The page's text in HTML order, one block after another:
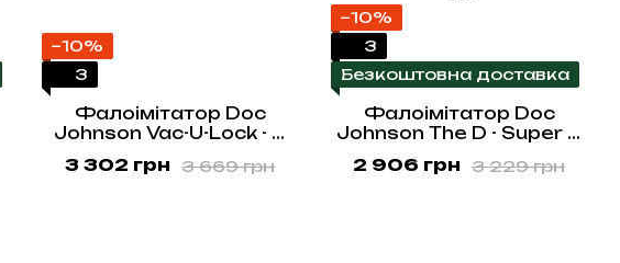
−10%
3
Фалоімітатор Doc
Johnson Vac-U-Lock - 8
White, діаметр 5,1 см
3 669 грн
3 302 грн
−10%
3
Безкоштовна доставка
Фалоімітатор Doc
Johnson The D - Super D
ULTRASKYN, діаметр 5,1
3 229 грн
2 906 грн